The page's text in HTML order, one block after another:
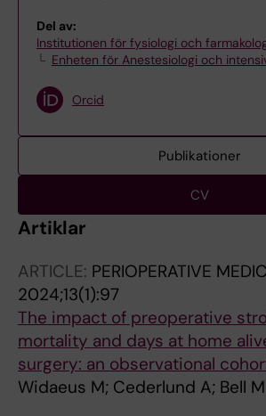
Del av:
Institutionen för fysiologi och
Enheten för Anestesiologi och
Orcid
Publikationer
CV
Artiklar
ARTICLE: PERIOPERATIVE
2024;13(1):97
The impact of preoperative
mortality and days at home
surgery: an observational
Widaeus M; Cederlund A; Bell M